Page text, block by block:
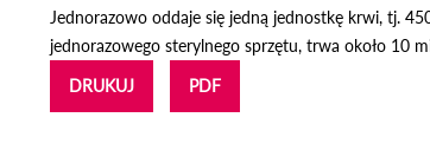
Jednorazowo oddaje się jedną jednostkę krwi, tj.
jednorazowego sterylnego sprzętu, trwa około 10
DRUKUJ
PDF